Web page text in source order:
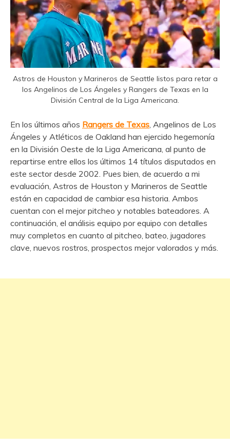
Astros de Houston y Marineros de Seattle listos para retar a
los Angelinos de Los Ángeles y Rangers de Texas en la
División Central de la Liga Americana.
En los últimos años Rangers de Texas, Angelinos de Los
Ángeles y Atléticos de Oakland han ejercido hegemonía
en la División Oeste de la Liga Americana, al punto de
repartirse entre ellos los últimos 14 títulos disputados en
este sector desde 2002. Pues bien, de acuerdo a mi
evaluación, Astros de Houston y Marineros de Seattle
están en capacidad de cambiar esa historia. Ambos
cuentan con el mejor pitcheo y notables bateadores. A
continuación, el análisis equipo por equipo con detalles
muy completos en cuanto al pitcheo, bateo, jugadores
clave, nuevos rostros, prospectos mejor valorados y más.